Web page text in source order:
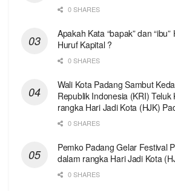
0 SHARES
Apakah Kata “bapak” dan
Huruf Kapital ?
0 SHARES
Wali Kota Padang Sambut
Republik Indonesia (KRI)
rangka Hari Jadi Kota (HJK)
0 SHARES
Pemko Padang Gelar Festival
dalam rangka Hari Jadi Kota
0 SHARES